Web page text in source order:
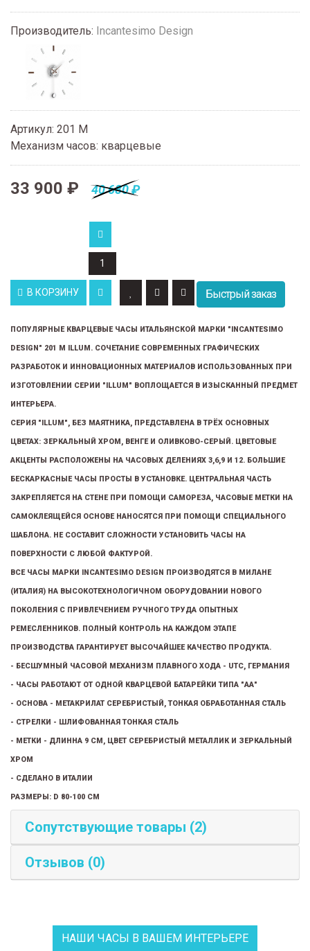
Производитель: Incantesimo Design
Артикул: 201 M
Механизм часов: кварцевые
33 900 ₽ 40 680 ₽
В КОРЗИНУ Быстрый заказ
ПОПУЛЯРНЫЕ КВАРЦЕВЫЕ ЧАСЫ ИТАЛЬЯНСКОЙ МАРКИ "INCANTESIMO
DESIGN" 201 М ILLUM. СОЧЕТАНИЕ СОВРЕМЕННЫХ ГРАФИЧЕСКИХ
РАЗРАБОТОК И ИННОВАЦИОННЫХ МАТЕРИАЛОВ ИСПОЛЬЗОВАННЫХ ПРИ
ИЗГОТОВЛЕНИИ СЕРИИ "ILLUM" ВОПЛОЩАЕТСЯ В ИЗЫСКАННЫЙ ПРЕДМЕТ
ИНТЕРЬЕРА.
СЕРИЯ "ILLUM", БЕЗ МАЯТНИКА, ПРЕДСТАВЛЕНА В ТРЁХ ОСНОВНЫХ
ЦВЕТАХ: ЗЕРКАЛЬНЫЙ ХРОМ, ВЕНГЕ И ОЛИВКОВО-СЕРЫЙ. ЦВЕТОВЫЕ
АКЦЕНТЫ РАСПОЛОЖЕНЫ НА ЧАСОВЫХ ДЕЛЕНИЯХ 3,6,9 И 12. БОЛЬШИЕ
БЕСКАРКАСНЫЕ ЧАСЫ ПРОСТЫ В УСТАНОВКЕ. ЦЕНТРАЛЬНАЯ ЧАСТЬ
ЗАКРЕПЛЯЕТСЯ НА СТЕНЕ ПРИ ПОМОЩИ САМОРЕЗА, ЧАСОВЫЕ МЕТКИ НА
САМОКЛЕЯЩЕЙСЯ ОСНОВЕ НАНОСЯТСЯ ПРИ ПОМОЩИ СПЕЦИАЛЬНОГО
ШАБЛОНА. НЕ СОСТАВИТ СЛОЖНОСТИ УСТАНОВИТЬ ЧАСЫ НА
ПОВЕРХНОСТИ С ЛЮБОЙ ФАКТУРОЙ.
ВСЕ ЧАСЫ МАРКИ INCANTESIMO DESIGN ПРОИЗВОДЯТСЯ В МИЛАНЕ
(ИТАЛИЯ) НА ВЫСОКОТЕХНОЛОГИЧНОМ ОБОРУДОВАНИИ НОВОГО
ПОКОЛЕНИЯ С ПРИВЛЕЧЕНИЕМ РУЧНОГО ТРУДА ОПЫТНЫХ
РЕМЕСЛЕННИКОВ. ПОЛНЫЙ КОНТРОЛЬ НА КАЖДОМ ЭТАПЕ
ПРОИЗВОДСТВА ГАРАНТИРУЕТ ВЫСОЧАЙШЕЕ КАЧЕСТВО ПРОДУКТА.
- БЕСШУМНЫЙ ЧАСОВОЙ МЕХАНИЗМ ПЛАВНОГО ХОДА - UTC, ГЕРМАНИЯ
- ЧАСЫ РАБОТАЮТ ОТ ОДНОЙ КВАРЦЕВОЙ БАТАРЕЙКИ ТИПА "АА"
- ОСНОВА - МЕТАКРИЛАТ СЕРЕБРИСТЫЙ, ТОНКАЯ ОБРАБОТАННАЯ СТАЛЬ
- СТРЕЛКИ - ШЛИФОВАННАЯ ТОНКАЯ СТАЛЬ
- МЕТКИ - ДЛИННА 9 СМ, ЦВЕТ СЕРЕБРИСТЫЙ МЕТАЛЛИК И ЗЕРКАЛЬНЫЙ
ХРОМ
- СДЕЛАНО В ИТАЛИИ
РАЗМЕРЫ: D 80-100 СМ
Сопутствующие товары (2)
Отзывов (0)
НАШИ ЧАСЫ В ВАШЕМ ИНТЕРЬЕРЕ